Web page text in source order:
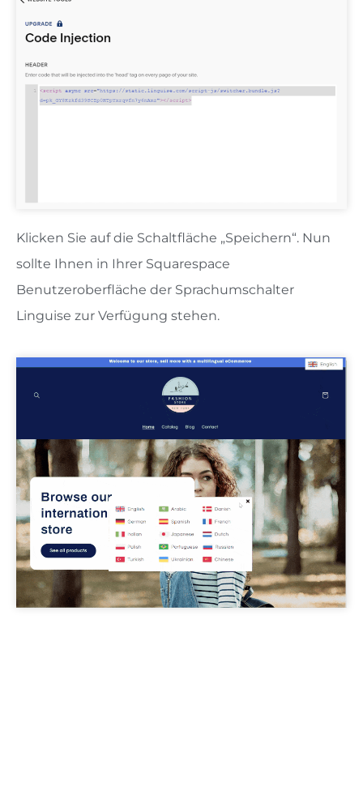
Klicken Sie auf die Schaltfläche „Speichern“. Nun
sollte Ihnen in Ihrer Squarespace
Benutzeroberfläche der Sprachumschalter
Linguise zur Verfügung stehen.